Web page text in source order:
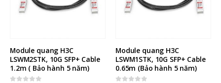
Module quang H3C
LSWM2STK, 10G SFP+ Cable
1.2m ( Bảo hành 5 năm)
Module quang H3C
LSWM1STK, 10G SFP+ Cable
0.65m (Bảo hành 5 năm)